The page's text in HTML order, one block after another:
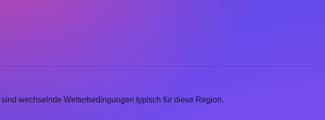
sind wechselnde Wetterbedingungen typisch für diese Region.